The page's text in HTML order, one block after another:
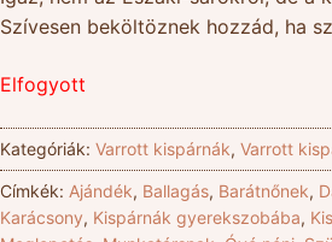
Szívesen beköltöznek hozzád, ha
Elfogyott
Kategóriák: Varrott kispárnák, Varrott
Címkék: Ajándék, Ballagás, Barátnőnek,
Karácsony, Kispárnák gyerekszobába,